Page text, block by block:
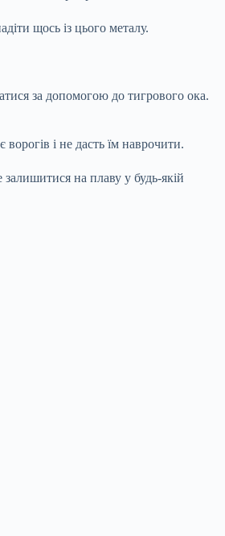
щось із цього металу.
за допомогою до тигрового ока.
і не дасть їм наврочити.
на плаву у будь-якій